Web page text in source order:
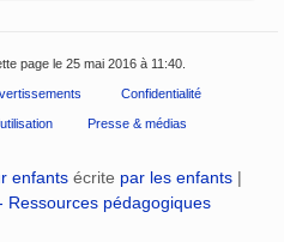
page le 25 mai 2016 à 11:40.
Confidentialité
Presse & médias
enfants écrite par les enfants |
Ressources pédagogiques